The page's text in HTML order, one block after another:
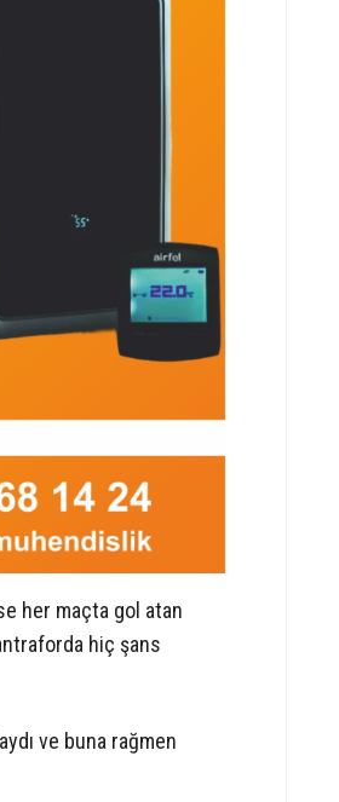
her maçta gol atan
hiç şans
ve buna rağmen